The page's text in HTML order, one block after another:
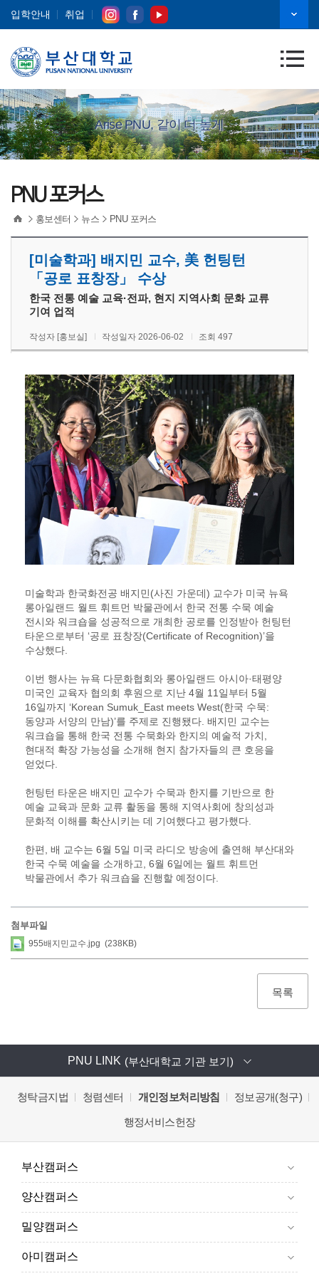
입학안내 취업
Arise PNU, 같이 더 높게
PNU 포커스
홍보센터 뉴스 PNU 포커스
[미술학과] 배지민 교수, 美 헌팅턴
「공로 표창장」 수상
한국 전통 예술 교육·전파, 현지 지역사회 문화 교류
기여 업적
작성자 [홍보실] 작성일자 2026-06-02 조회 497
미술학과 한국화전공 배지민(사진 가운데) 교수가 미국 뉴욕
롱아일랜드 월트 휘트먼 박물관에서 한국 전통 수묵 예술
전시와 워크숍을 성공적으로 개최한 공로를 인정받아 헌팅턴
타운으로부터 ‘공로 표창장(Certificate of Recognition)’을
수상했다.
이번 행사는 뉴욕 다문화협회와 롱아일랜드 아시아·태평양
미국인 교육자 협의회 후원으로 지난 4월 11일부터 5월
16일까지 ‘Korean Sumuk_East meets West(한국 수묵:
동양과 서양의 만남)’를 주제로 진행됐다. 배지민 교수는
워크숍을 통해 한국 전통 수묵화와 한지의 예술적 가치,
현대적 확장 가능성을 소개해 현지 참가자들의 큰 호응을
얻었다.
헌팅턴 타운은 배지민 교수가 수묵과 한지를 기반으로 한
예술 교육과 문화 교류 활동을 통해 지역사회에 창의성과
문화적 이해를 확산시키는 데 기여했다고 평가했다.
한편, 배 교수는 6월 5일 미국 라디오 방송에 출연해 부산대와
한국 수묵 예술을 소개하고, 6월 6일에는 월트 휘트먼
박물관에서 추가 워크숍을 진행할 예정이다.
첨부파일
955배지민교수.jpg (238KB)
목록
PNU LINK (부산대학교 기관 보기)
청탁금지법 청렴센터 개인정보처리방침 정보공개(청구)
행정서비스헌장
부산캠퍼스
양산캠퍼스
밀양캠퍼스
아미캠퍼스